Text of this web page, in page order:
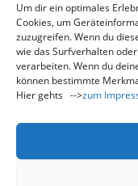
Um dir ein optimales
Cookies, um
zuzugreifen. Wenn du
wie das Surfverhalten
verarbeiten. Wenn du
können bestimmte
Hier gehts -->zum
Juni
Du